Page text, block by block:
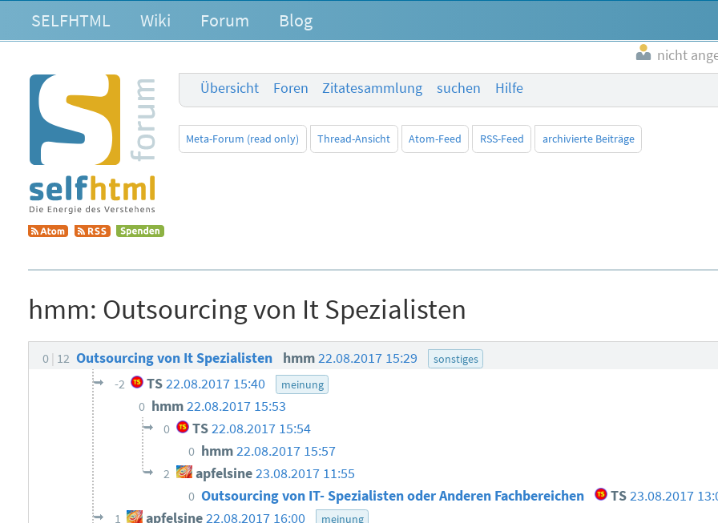
SELFHTML Wiki Forum Blog
nicht
Übersicht
Foren Zitatesammlung suchen Hilfe
Meta-Forum (read only) Thread-Ansicht Atom-Feed RSS-Feed archivierte Beiträge
hmm: Outsourcing von It Spezialisten
0 12 Outsourcing von It Spezialisten hmm22.08.2017 15:29 sonstiges
-2 TS22.08.2017 15:40 meinung
0 hmm22.08.2017 15:53
0 TS22.08.2017 15:54
0 hmm22.08.2017 15:57
2 apfelsine23.08.2017 11:55
0 Outsourcing von IT- Spezialisten oder Anderen Fachbereichen TS 23.08.2017
1 apfelsine22.08.2017 16:00 meinung